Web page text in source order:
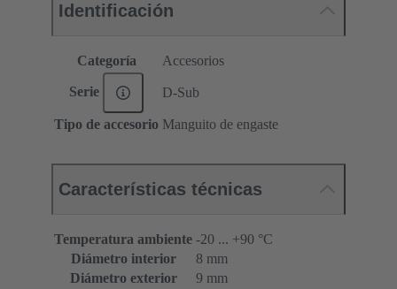
Identificación
Categoría Accesorios
Serie D-Sub
Tipo de accesorio Manguito de engaste
Características técnicas
Temperatura ambiente -20 ... +90 °C
Diámetro interior
8 mm
Diámetro exterior
9 mm